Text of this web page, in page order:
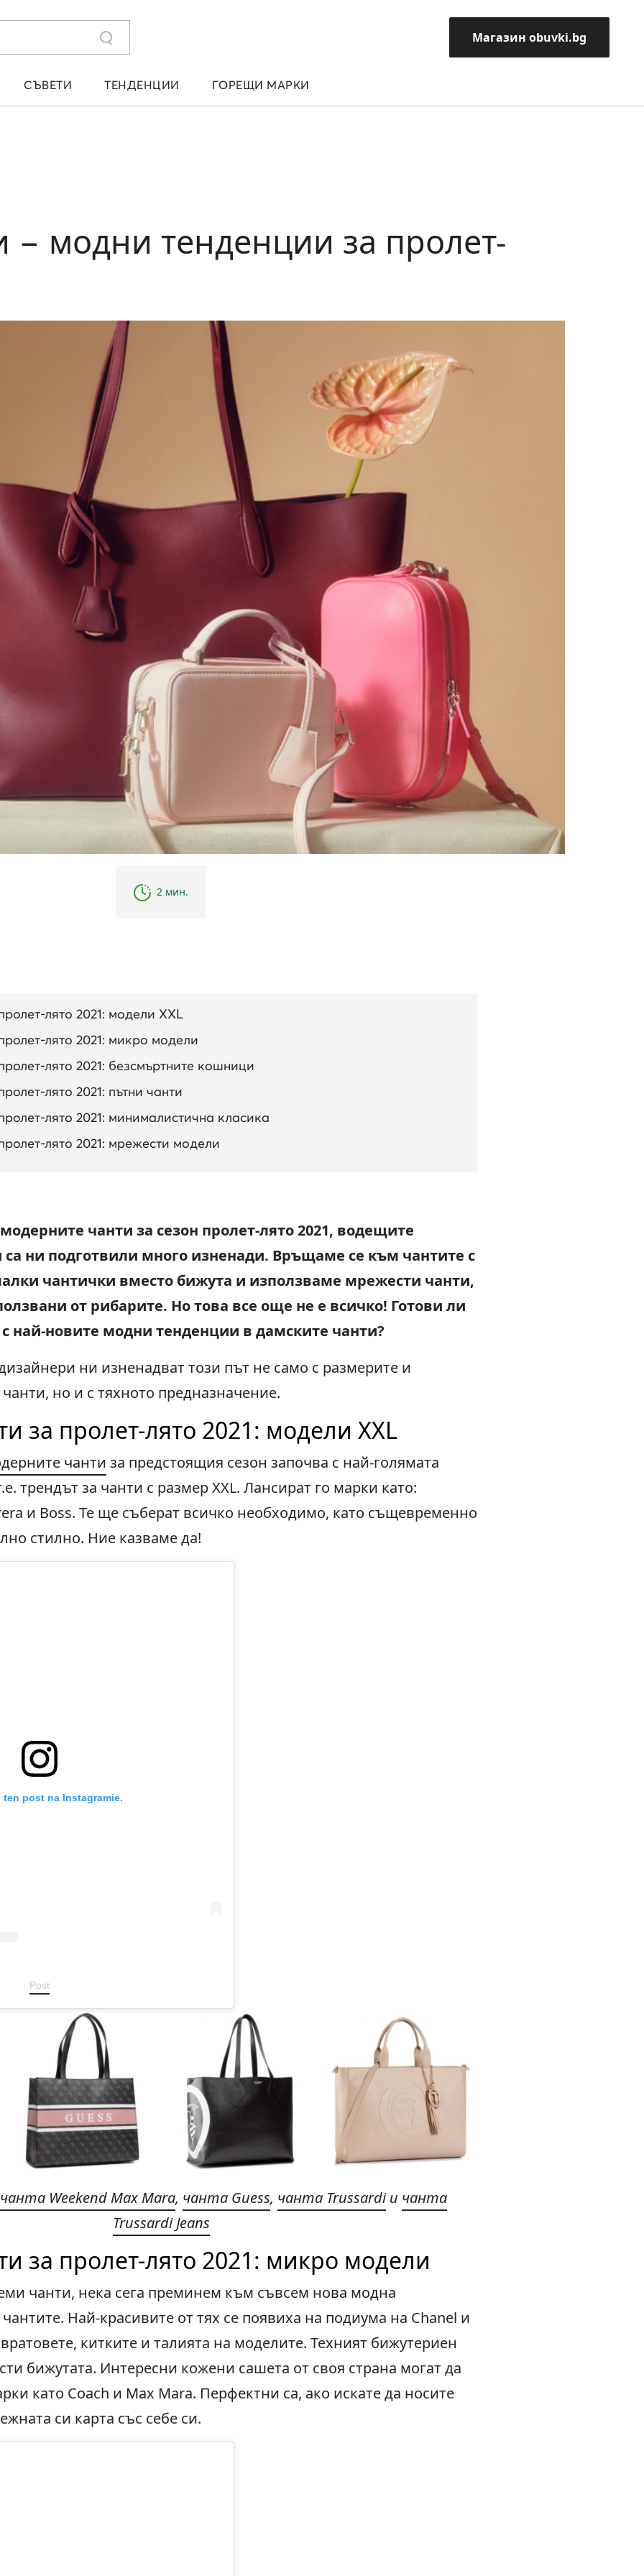
Магазин obuvki.bg
СЪВЕТИ ТЕНДЕНЦИИ ГОРЕЩИ МАРКИ
модни тенденции за пролет-
2 мин.
лято 2021: модели XXL
лято 2021: микро модели
лято 2021: безсмъртните кошници
лято 2021: пътни чанти
лято 2021: минималистична класика
лято 2021: мрежести модели
чанти за сезон пролет-лято 2021, водещите
са ни подготвили много изненади. Връщаме се към чантите с
чантички вместо бижута и използваме мрежести чанти,
от рибарите. Но това все още не е всичко! Готови ли
с най-новите модни тенденции в дамските чанти?
ни изненадват този път не само с размерите и
но и с тяхното предназначение.
за пролет-лято 2021: модели XXL
чанти за предстоящия сезон започва с най-голямата
трендът за чанти с размер XXL. Лансират го марки като:
и Boss. Те ще съберат всичко необходимо, като същевременно
стилно. Ние казваме да!
ten post na Instagramie.
Post
чанта Weekend Max Mara, чанта Guess, чанта Trussardiи чанта
Trussardi Jeans
за пролет-лято 2021: микро модели
чанти, нека сега преминем към съвсем нова модна
Най-красивите от тях се появиха на подиума на Chanel и
китките и талията на моделите. Техният бижутериен
бижутата. Интересни кожени сашета от своя страна могат да
като Coach и Max Mara. Перфектни са, ако искате да носите
си карта със себе си.